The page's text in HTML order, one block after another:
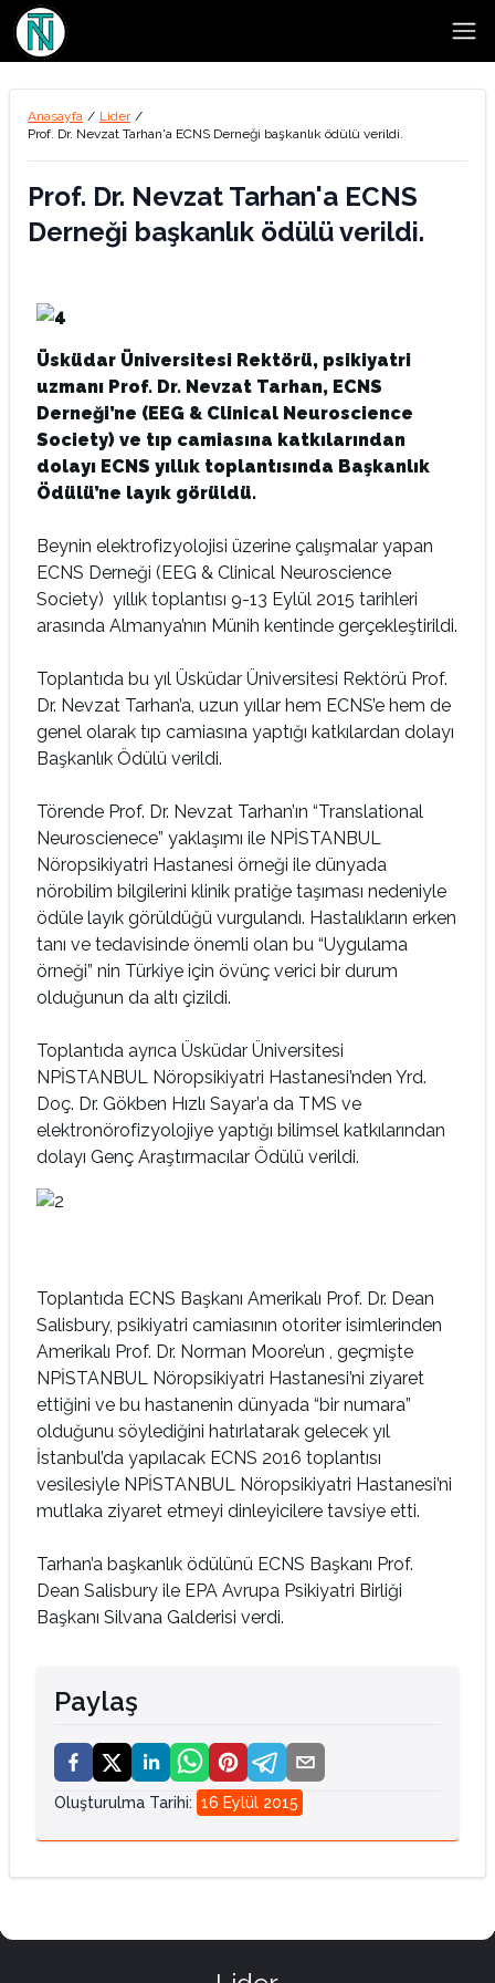
Anasayfa / Lider /
Prof. Dr. Nevzat Tarhan'a ECNS Derneği başkanlık ödülü verildi.
Prof. Dr. Nevzat Tarhan'a ECNS
Derneği başkanlık ödülü verildi.
Üsküdar Üniversitesi Rektörü, psikiyatri
uzmanı Prof. Dr. Nevzat Tarhan, ECNS
Derneği’ne (EEG & Clinical Neuroscience
Society) ve tıp camiasına katkılarından
dolayı ECNS yıllık toplantısında Başkanlık
Ödülü’ne layık görüldü.
Beynin elektrofizyolojisi üzerine çalışmalar yapan
ECNS Derneği (EEG & Clinical Neuroscience
Society) yıllık toplantısı 9-13 Eylül 2015 tarihleri
arasında Almanya’nın Münih kentinde gerçekleştirildi.
Toplantıda bu yıl Üsküdar Üniversitesi Rektörü Prof.
Dr. Nevzat Tarhan’a, uzun yıllar hem ECNS’e hem de
genel olarak tıp camiasına yaptığı katkılardan dolayı
Başkanlık Ödülü verildi.
Törende Prof. Dr. Nevzat Tarhan’ın “Translational
Neuroscienece” yaklaşımı ile NPİSTANBUL
Nöropsikiyatri Hastanesi örneği ile dünyada
nörobilim bilgilerini klinik pratiğe taşıması nedeniyle
ödüle layık görüldüğü vurgulandı. Hastalıkların erken
tanı ve tedavisinde önemli olan bu “Uygulama
örneği” nin Türkiye için övünç verici bir durum
olduğunun da altı çizildi.
Toplantıda ayrıca Üsküdar Üniversitesi
NPİSTANBUL Nöropsikiyatri Hastanesi’nden Yrd.
Doç. Dr. Gökben Hızlı Sayar’a da TMS ve
elektronörofizyolojiye yaptığı bilimsel katkılarından
dolayı Genç Araştırmacılar Ödülü verildi.
Toplantıda ECNS Başkanı Amerikalı Prof. Dr. Dean
Salisbury, psikiyatri camiasının otoriter isimlerinden
Amerikalı Prof. Dr. Norman Moore’un , geçmişte
NPİSTANBUL Nöropsikiyatri Hastanesi’ni ziyaret
ettiğini ve bu hastanenin dünyada “bir numara”
olduğunu söylediğini hatırlatarak gelecek yıl
İstanbul’da yapılacak ECNS 2016 toplantısı
vesilesiyle NPİSTANBUL Nöropsikiyatri Hastanesi’ni
mutlaka ziyaret etmeyi dinleyicilere tavsiye etti.
Tarhan’a başkanlık ödülünü ECNS Başkanı Prof.
Dean Salisbury ile EPA Avrupa Psikiyatri Birliği
Başkanı Silvana Galderisi verdi.
Paylaş
Oluşturulma Tarihi: 16 Eylül 2015